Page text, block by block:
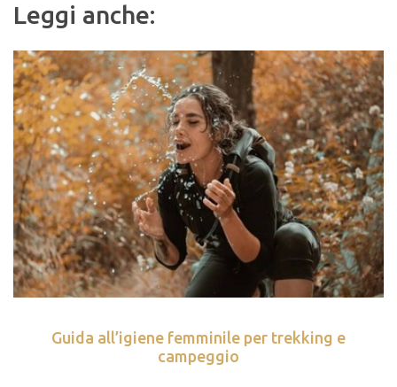
Leggi anche:
Guida all’igiene femminile per trekking e
campeggio